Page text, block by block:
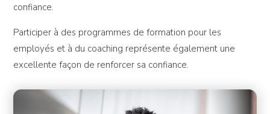
confiance.
Participer à des programmes de formation pour les
employés et à du coaching représente également une
excellente façon de renforcer sa confiance.